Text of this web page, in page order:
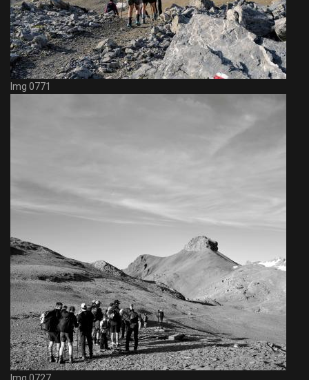
Img 0771